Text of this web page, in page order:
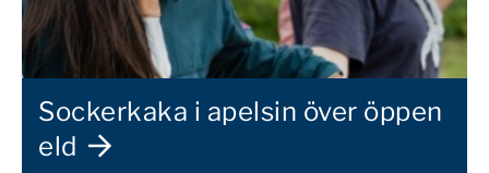
Sockerkaka i apelsin över öppen
eld